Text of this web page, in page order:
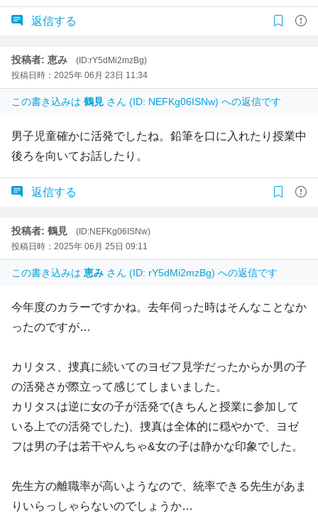
返信する
投稿者: 恵み
(ID:rY5dMi2mzBg)
投稿日時：2025年 06月 23日 11:34
この書き込みは 鶴見 さん (ID: NEFKg06ISNw) への返信です
男子児童確かに活発でしたね。鉛筆を口に入れたり授業中
後ろを向いてお話したり。
返信する
投稿者: 鶴見
(ID:NEFKg06ISNw)
投稿日時：2025年 06月 25日 09:11
この書き込みは 恵み さん (ID: rY5dMi2mzBg) への返信です
今年度のカラーですかね。去年伺った時はそんなことなか
ったのですが…
カリタス、捜真に続いてのヨゼフ見学だったからか男の子
の活発さが際立って感じてしまいました。
カリタスは逆に女の子が活発で(きちんと授業に参加して
いる上での活発でした)、捜真は全体的に穏やかで、ヨゼ
フは男の子は若干やんちゃ&女の子は静かな印象でした。
先生方の離職率が高いようなので、統率できる先生があま
りいらっしゃらないのでしょうか…